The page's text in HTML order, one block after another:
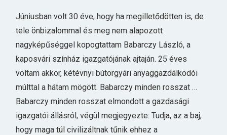
Júniusban volt 30 éve, hogy ha megilletődötten is, de
tele önbizalommal és meg nem alapozott
nagyképűséggel kopogtattam Babarczy László, a
kaposvári színház igazgatójának ajtaján. 25 éves
voltam akkor, kétévnyi bútorgyári anyaggazdálkodói
múlttal a hátam mögött. Babarczy minden rosszat …
Babarczy minden rosszat elmondott a gazdasági
igazgatói állásról, végül megjegyezte: Tudja, az a baj,
hogy maga túl civilizáltnak tűnik ehhez a